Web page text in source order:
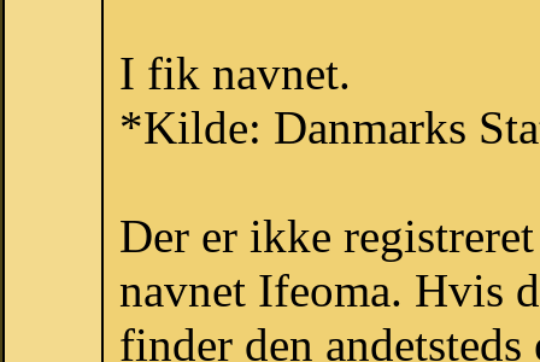
I fik navnet.
*Kilde: Danmarks
Der er ikke
navnet Ifeoma. Hvis
finder den